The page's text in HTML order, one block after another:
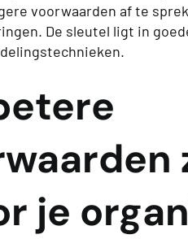
voorwaarden af te
De sleutel ligt in
je